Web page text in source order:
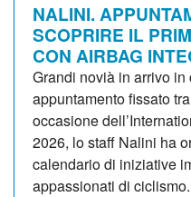
NALINI.
SCOPRIRE IL
CON AIRBAG
Grandi novià in arrivo
appuntamento fissato
occasione
2026, lo staff Nalini ha
calendario di iniziative
appassionati di